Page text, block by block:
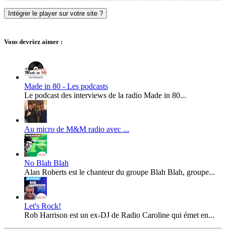
Intégrer le player sur votre site ?
Vous devriez aimer :
Made in 80 - Les podcasts
Le podcast des interviews de la radio Made in 80...
Au micro de M&M radio avec ...
No Blah Blah
Alan Roberts est le chanteur du groupe Blah Blah, groupe...
Let's Rock!
Rob Harrison est un ex-DJ de Radio Caroline qui émet en...